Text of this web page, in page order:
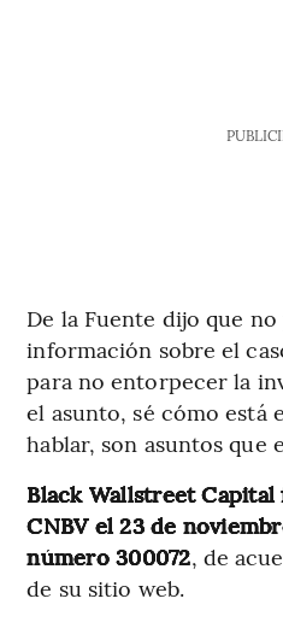
De la Fuente dijo que
información sobre el
para no entorpecer la
el asunto, sé cómo está
hablar, son asuntos que
Black Wallstreet
CNBV el 23 de
número 300072, de
de su sitio web.